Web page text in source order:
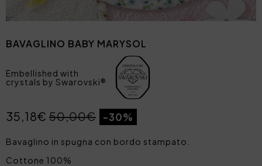
BAVAGLINO BABY MARYSOL
Embellished with
crystals by Swarovski®
35,18€ 50,00€ -30%
Bavaglino in spugna con bordo stampato.
Cottone 100%